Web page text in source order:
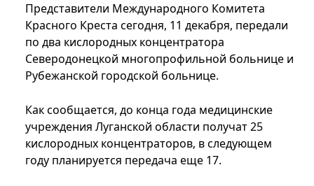
Представители Международного Комитета
Красного Креста сегодня, 11 декабря, передали
по два кислородных концентратора
Северодонецкой многопрофильной больнице и
Рубежанской городской больнице.
Как сообщается, до конца года медицинские
учреждения Луганской области получат 25
кислородных концентраторов, в следующем
году планируется передача еще 17.